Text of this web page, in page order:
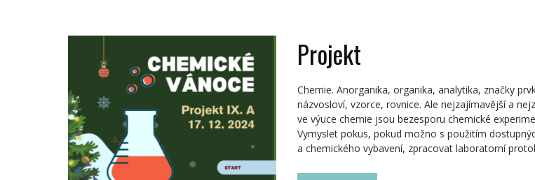
Projekt
Chemie. Anorganika, organika, analytika, značky
názvosloví, vzorce, rovnice. Ale nejzajímavější a
ve výuce chemie jsou bezesporu chemické
Vymyslet pokus, pokud možno s použitím
a chemického vybavení, zpracovat laboratorní